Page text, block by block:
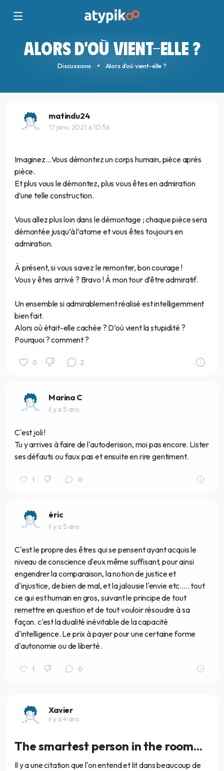
ALORS D'OÙ VIENT-ELLE ?
Discussions Alors d'où vient-elle ?
matindu24
17 janv. 2021 à 10:56
Imaginez…Vous démontez un corps humain, pièce après
pièce.
Et plus vous le démontez, plus vous êtes en admiration
d’une telle construction.
Vous allez plus loin dans le démontage ; chaque pièce sera
démontée jusqu’à l’atome et vous êtes toujours en
admiration.
À présent, si vous savez le remonter, bon courage !
Vous y êtes arrivé ? Bravo ! À mon tour d’être admiratif.
Un ensemble si admirablement réalisé est intelligemment
bien fait.
Alors où était-elle cachée ? D’où vient la stupidité ?
Pourquoi ? comment ?
0 2
Marina C
il y a 5 ans
C'est joli !
Tu y arrives à faire de l'autoderision, moi pas encore. Lister
ses défauts ou faux pas et ensuite en rire gentiment.
1 0
éric
il y a 5 ans
C'est le propre des êtres qui se pensent ayant acquis le
niveau de conscience d'eux même suffisant, pour ainsi
engendrer la comparaison, la notion de justice et
d'injustice, de bien de mal, et la jalousie l'envie etc..... tout
ce qui est humain en gros, suivant le principe de tout
remettre en question et de tout vouloir résoudre à sa
façon. c'est la dualité inévitable de la capacité
d'intelligence. Le prix à payer pour une certaine forme
d'autonomie ou de liberté.
1 0
Xavier
il y a 4 ans
The smartest person in the room...
Il y a une citation que l'on entend et lit dans beaucoup de